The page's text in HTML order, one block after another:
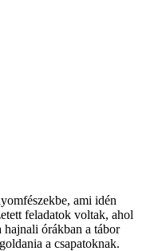
ami idén
feladatok voltak, ahol
órákban a tábor
a csapatoknak.